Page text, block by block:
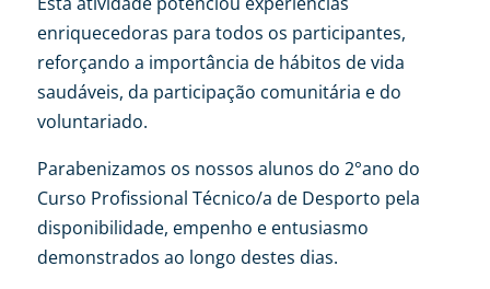
enriquecedoras para todos os participantes,
reforçando a importância de hábitos de vida
saudáveis, da participação comunitária e do
voluntariado.
Parabenizamos os nossos alunos do 2°ano do
Curso Profissional Técnico/a de Desporto pela
disponibilidade, empenho e entusiasmo
demonstrados ao longo destes dias.